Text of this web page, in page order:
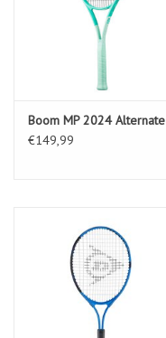
Boom MP 2024 Alternate
€149,99